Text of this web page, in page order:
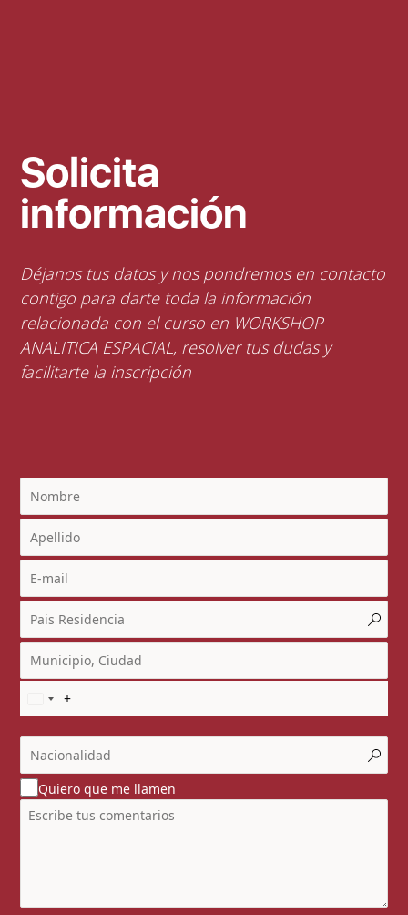
Solicita
información
Déjanos tus datos y nos pondremos en contacto
contigo para darte toda la información
relacionada con el curso en WORKSHOP
ANALITICA ESPACIAL, resolver tus dudas y
facilitarte la inscripción
Quiero que me llamen